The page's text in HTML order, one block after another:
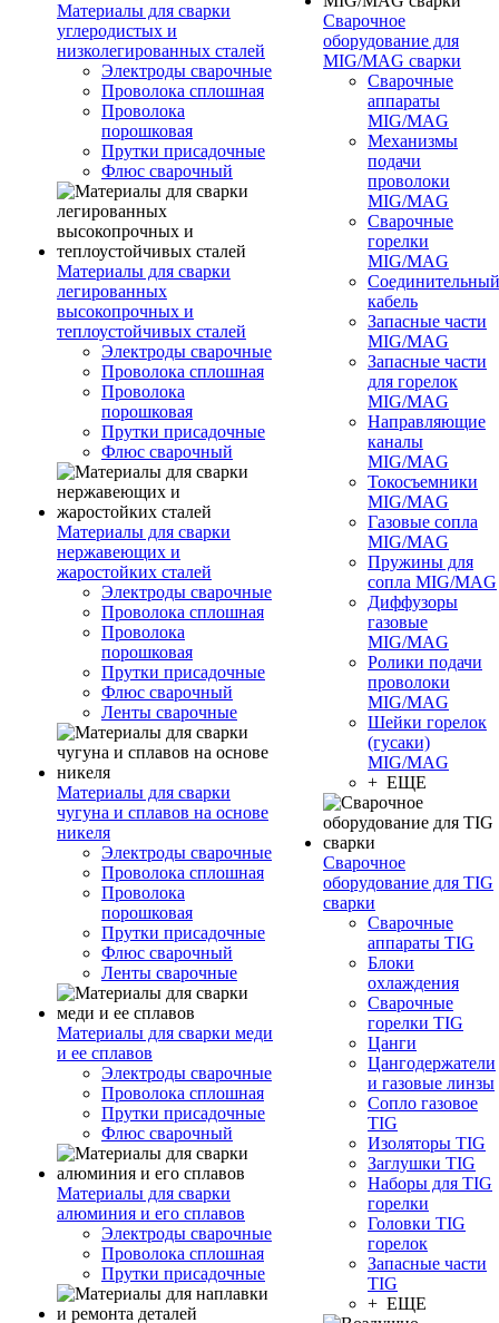
Материалы для сварки
углеродистых и
низколегированных сталей
Электроды сварочные
Проволока сплошная
Проволока
порошковая
Прутки присадочные
Флюс сварочный
Материалы для сварки
легированных
высокопрочных и
теплоустойчивых сталей
Электроды сварочные
Проволока сплошная
Проволока
порошковая
Прутки присадочные
Флюс сварочный
Материалы для сварки
нержавеющих и
жаростойких сталей
Электроды сварочные
Проволока сплошная
Проволока
порошковая
Прутки присадочные
Флюс сварочный
Ленты сварочные
Материалы для сварки
чугуна и сплавов на основе
никеля
Электроды сварочные
Проволока сплошная
Проволока
порошковая
Прутки присадочные
Флюс сварочный
Ленты сварочные
Материалы для сварки меди
и ее сплавов
Электроды сварочные
Проволока сплошная
Прутки присадочные
Флюс сварочный
Материалы для сварки
алюминия и его сплавов
Электроды сварочные
Проволока сплошная
Прутки присадочные
Сварочное
оборудование для
MIG/MAG сварки
Сварочные
аппараты
MIG/MAG
Механизмы
подачи
проволоки
MIG/MAG
Сварочные
горелки
MIG/MAG
Соединительный
кабель
Запасные части
MIG/MAG
Запасные части
для горелок
MIG/MAG
Направляющие
каналы
MIG/MAG
Токосъемники
MIG/MAG
Газовые сопла
MIG/MAG
Пружины для
сопла MIG/MAG
Диффузоры
газовые
MIG/MAG
Ролики подачи
проволоки
MIG/MAG
Шейки горелок
(гусаки)
MIG/MAG
+ ЕЩЕ
Сварочное
оборудование для TIG
сварки
Сварочные
аппараты TIG
Блоки
охлаждения
Сварочные
горелки TIG
Цанги
Цангодержатели
и газовые линзы
Сопло газовое
TIG
Изоляторы TIG
Заглушки TIG
Наборы для TIG
горелки
Головки TIG
горелок
Запасные части
TIG
+ ЕЩЕ